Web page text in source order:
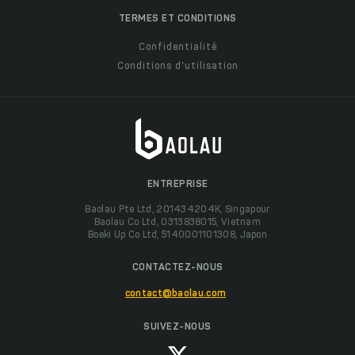
TERMES ET CONDITIONS
Confidentialité
Conditions d'utilisation
ENTREPRISE
Baolau Pte Ltd, 201434204K, Singapour
Baolau Co Ltd, 0313838015, Vietnam
Boeki Up Co Ltd, 5140001101308, Japon
CONTACTEZ-NOUS
contact@baolau.com
SUIVEZ-NOUS